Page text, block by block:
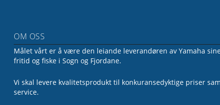
OM OSS
Målet vårt er å være den leiande leverandøren av Yamaha
fritid og fiske i Sogn og Fjordane.
Vi skal levere kvalitetsprodukt til konkuransedyktige priser
service.